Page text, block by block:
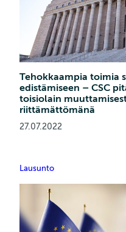
Tehokkaampia toimia
edistämiseen – CSC
toisiolain
riittämättömänä
27.07.2022
Lausunto